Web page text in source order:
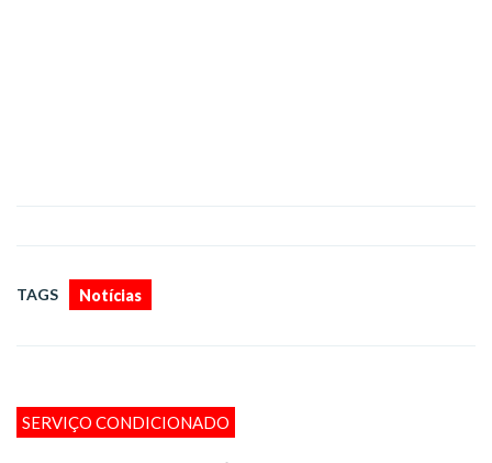
TAGS Notícias
SERVIÇO CONDICIONADO